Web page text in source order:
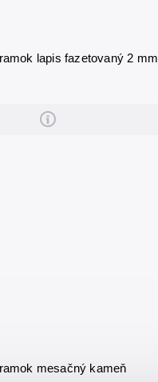
lapis fazetovaný 2 mm
mesačný kameň